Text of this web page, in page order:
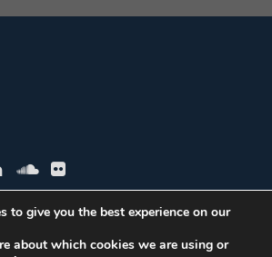
01 – Bloco I – 4º Andar Edifício:
to give you the best experience on our
about which cookies we are using or